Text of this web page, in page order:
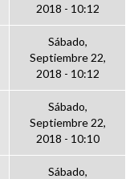
2018 - 10:12
Sábado,
Septiembre 22,
2018 - 10:12
Sábado,
Septiembre 22,
2018 - 10:10
Sábado,